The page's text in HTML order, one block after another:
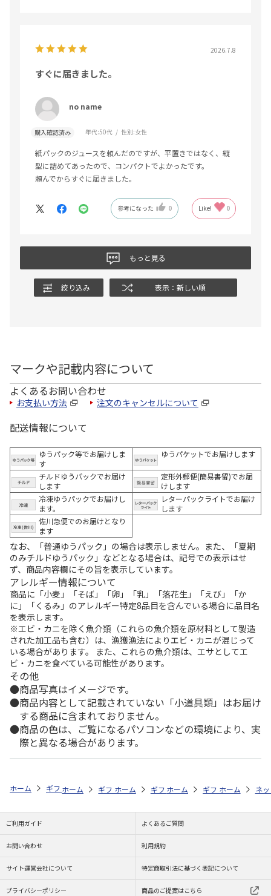
2026.7.8
すぐに届きました。
no name
購入確認済み 年代:50代 性別:女性
紙パックのジュースを頼んだのですが、平置きではなく、縦
型に詰めてあったので、コンパクトでよかったです。
頼んでからすぐに届きました。
参考になった 0 Like! 0
もっと見る
絞り込み 表示：新しい順
マークや記載内容について
よくあるお問い合わせ
お支払い方法 注文のキャンセルについて
配送情報について
ゆうパック等でお届けしま
す
ゆうパケットでお届けします
チルドゆうパックでお届け
します
定形外郵便(簡易書留)でお届
けします
冷凍ゆうパックでお届けし
ます。
レターパックライトでお届け
します
佐川急便でのお届けとなり
ます
なお、「普通ゆうパック」の場合は表示しません。また、「夏期
のみチルドゆうパック」などとなる場合は、記号での表示はせ
ず、商品内容欄にその旨を表示しています。
アレルギー情報について
商品に「小麦」「そば」「卵」「乳」「落花生」「えび」「か
に」「くるみ」のアレルギー特定8品目を含んでいる場合に品目名
を表示します。
※エビ・カニを除く魚介類（これらの魚介類を原材料として製造
された加工品も含む）は、漁獲漁法によりエビ・カニが混じって
いる場合があります。 また、これらの魚介類は、エサとしてエ
ビ・カニを食べている可能性があります。
その他
商品写真はイメージです。
商品内容として記載されていない「小道具類」はお届け
する商品に含まれておりません。
商品の色は、ご覧になるパソコンなどの環境により、実
際と異なる場合があります。
ホーム ギフトストア お中元・夏ギフト特集 2026 ドリンク ＜
ホーム ギフトストア お中元・夏ギフト特集 2026
ホーム ギフトストア お中元・夏ギフト
ホーム ギフトストア お
ホーム ネ
ご利用ガイド よくあるご質問
お問い合わせ 利用規約
サイト運営会社について 特定商取引法に基づく表記について
プライバシーポリシー 商品のご提案はこちら